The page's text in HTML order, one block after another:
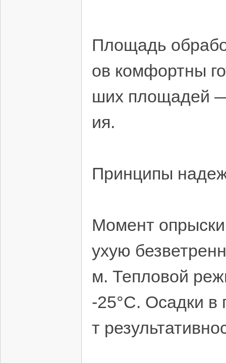
Площадь
ов комфортны
ших площадей —
ия.
Принципы
Момент
ухую
м. Тепловой
-25°C. Осадки в
т